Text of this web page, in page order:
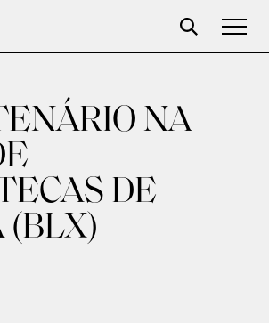
NA
DE
(BLX)